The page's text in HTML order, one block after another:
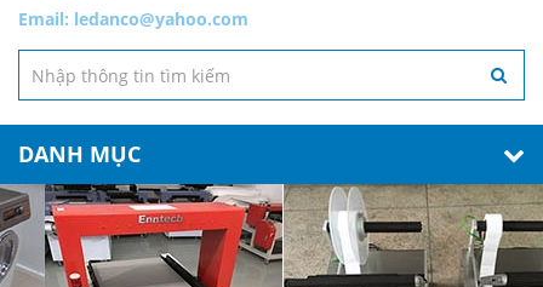
Email: ledanco@yahoo.com
DANH MỤC